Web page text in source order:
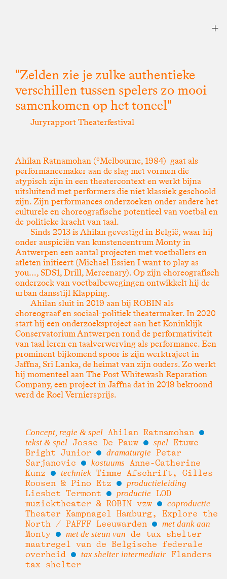
"Zelden zie je zulke authentieke
verschillen tussen spelers zo mooi
samenkomen op het toneel"
Juryrapport Theaterfestival
Ahilan Ratnamohan (°Melbourne, 1984) gaat als
performancemaker aan de slag met vormen die
atypisch zijn in een theatercontext en werkt bijna
uitsluitend met performers die niet klassiek geschoold
zijn. Zijn performances onderzoeken onder andere het
culturele en choreografische potentieel van voetbal en
de politieke kracht van taal.
Sinds 2013 is Ahilan gevestigd in België, waar hij
onder auspiciën van kunstencentrum Monty in
Antwerpen een aantal projecten met voetballers en
atleten initieert (Michael Essien I want to play as
you…, SDS1, Drill, Mercenary). Op zijn choreografisch
onderzoek van voetbalbewegingen ontwikkelt hij de
urban dansstijl Klapping.
Ahilan sluit in 2019 aan bij ROBIN als
choreograaf en sociaal-politiek theatermaker. In 2020
start hij een onderzoeksproject aan het Koninklijk
Conservatorium Antwerpen rond de performativiteit
van taal leren en taalverwerving als performance. Een
prominent bijkomend spoor is zijn werktraject in
Jaffna, Sri Lanka, de heimat van zijn ouders. Zo werkt
hij momenteel aan The Post Whitewash Reparation
Company, een project in Jaffna dat in 2019 bekroond
werd de Roel Verniersprijs.
Concept, regie & spel Ahilan Ratnamohan
tekst & spel Josse De Pauw spel Etuwe
Bright Junior
dramaturgie Petar
Sarjanovic
kostuums Anne-Catherine
Kunz
techniek Timme Afschrift, Gilles
Roosen & Pino Etz
productieleiding
Liesbet Termont
productie LOD
muziektheater & ROBIN vzw
coproductie
Theater Kampnagel Hamburg, Explore the
North / PAFFF Leeuwarden
met dank aan
Monty
met de steun van de tax shelter
maatregel van de Belgische federale
overheid
tax shelter intermediair Flanders
tax shelter